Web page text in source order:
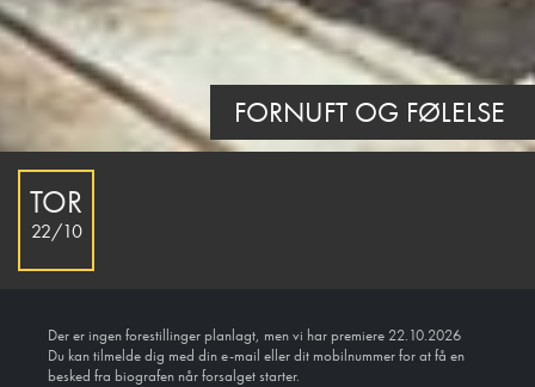
FORNUFT OG FØLELSE
TOR
22/10
Der er ingen forestillinger planlagt, men vi har premiere 22.10.2026
Du kan tilmelde dig med din e-mail eller dit mobilnummer for at få en
besked fra biografen når forsalget starter.